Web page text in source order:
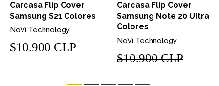
Carcasa Flip Cover
Samsung S21 Colores
NoVi Technology
$10.900 CLP
Carcasa Flip Cover
Samsung Note 20 Ultra
Colores
NoVi Technology
$10.900 CLP